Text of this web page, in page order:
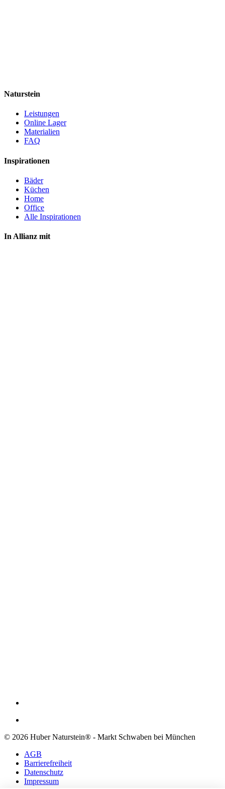
Naturstein
Leistungen
Online Lager
Materialien
FAQ
Inspirationen
Bäder
Küchen
Home
Office
Alle Inspirationen
In Allianz mit
© 2026 Huber Naturstein® - Markt Schwaben bei München
AGB
Barrierefreiheit
Datenschutz
Impressum